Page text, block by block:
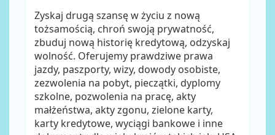
Zyskaj drugą szansę w życiu z nową
tożsamością, chroń swoją prywatność,
zbuduj nową historię kredytową, odzyskaj
wolność. Oferujemy prawdziwe prawa
jazdy, paszporty, wizy, dowody osobiste,
zezwolenia na pobyt, pieczątki, dyplomy
szkolne, pozwolenia na pracę, akty
małżeństwa, akty zgonu, zielone karty,
karty kredytowe, wyciągi bankowe i inne